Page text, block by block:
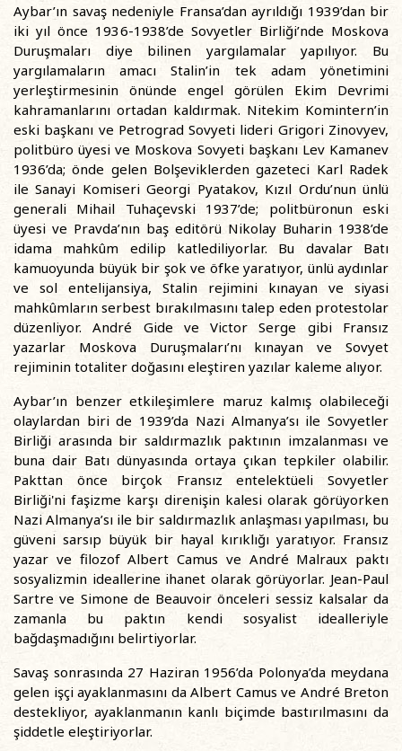
Aybar’ın savaş nedeniyle Fransa’dan ayrıldığı 1939’dan bir
iki yıl önce 1936-1938’de Sovyetler Birliği’nde Moskova
Duruşmaları diye bilinen yargılamalar yapılıyor. Bu
yargılamaların amacı Stalin’in tek adam yönetimini
yerleştirmesinin önünde engel görülen Ekim Devrimi
kahramanlarını ortadan kaldırmak. Nitekim Komintern’in
eski başkanı ve Petrograd Sovyeti lideri Grigori Zinovyev,
politbüro üyesi ve Moskova Sovyeti başkanı Lev Kamanev
1936’da; önde gelen Bolşeviklerden gazeteci Karl Radek
ile Sanayi Komiseri Georgi Pyatakov, Kızıl Ordu’nun ünlü
generali Mihail Tuhaçevski 1937’de; politbüronun eski
üyesi ve Pravda’nın baş editörü Nikolay Buharin 1938’de
idama mahkûm edilip katlediliyorlar. Bu davalar Batı
kamuoyunda büyük bir şok ve öfke yaratıyor, ünlü aydınlar
ve sol entelijansiya, Stalin rejimini kınayan ve siyasi
mahkûmların serbest bırakılmasını talep eden protestolar
düzenliyor. André Gide ve Victor Serge gibi Fransız
yazarlar Moskova Duruşmaları’nı kınayan ve Sovyet
rejiminin totaliter doğasını eleştiren yazılar kaleme alıyor.
Aybar’ın benzer etkileşimlere maruz kalmış olabileceği
olaylardan biri de 1939’da Nazi Almanya’sı ile Sovyetler
Birliği arasında bir saldırmazlık paktının imzalanması ve
buna dair Batı dünyasında ortaya çıkan tepkiler olabilir.
Pakttan önce birçok Fransız entelektüeli Sovyetler
Birliği'ni faşizme karşı direnişin kalesi olarak görüyorken
Nazi Almanya’sı ile bir saldırmazlık anlaşması yapılması, bu
güveni sarsıp büyük bir hayal kırıklığı yaratıyor. Fransız
yazar ve filozof Albert Camus ve André Malraux paktı
sosyalizmin ideallerine ihanet olarak görüyorlar. Jean-Paul
Sartre ve Simone de Beauvoir önceleri sessiz kalsalar da
zamanla bu paktın kendi sosyalist idealleriyle
bağdaşmadığını belirtiyorlar.
Savaş sonrasında 27 Haziran 1956’da Polonya’da meydana
gelen işçi ayaklanmasını da Albert Camus ve André Breton
destekliyor, ayaklanmanın kanlı biçimde bastırılmasını da
şiddetle eleştiriyorlar.